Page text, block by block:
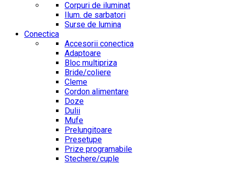
Corpuri de iluminat
Ilum. de sarbatori
Surse de lumina
Conectica
Accesorii conectica
Adaptoare
Bloc multipriza
Bride/coliere
Cleme
Cordon alimentare
Doze
Dulii
Mufe
Prelungitoare
Presetupe
Prize programabile
Stechere/cuple